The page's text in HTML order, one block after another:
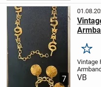
7
Vintage
VB